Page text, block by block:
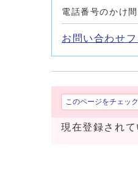
電話番号のかけ
お問い合わせフ
このページをチェッ
現在登録されて